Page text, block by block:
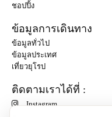
ชอปปิ้ง
ข้อมูลการเดินทาง
ข้อมูลทั่วไป
ข้อมูลประเทศ
เที่ยวยุโรป
ติดตามเราได้ที่ :
Instagram